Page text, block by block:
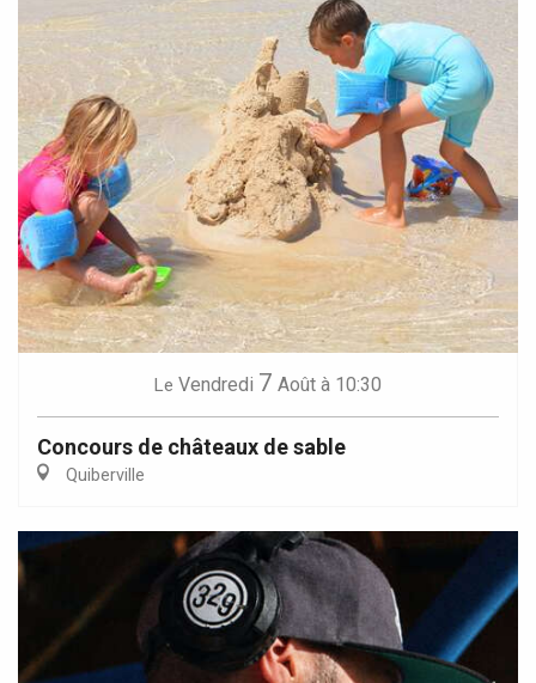
Le Vendredi 7 Août à 10:30
Concours de châteaux de sable
Quiberville